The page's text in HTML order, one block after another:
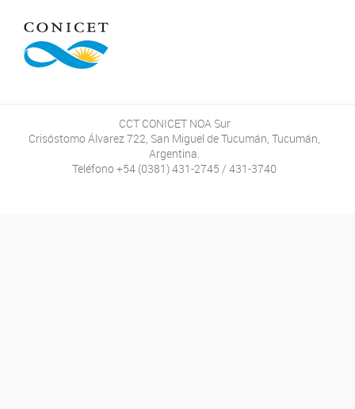
CCT CONICET NOA Sur
Crisóstomo Álvarez 722, San Miguel de Tucumán, Tucumán,
Argentina.
Teléfono +54 (0381) 431-2745 / 431-3740